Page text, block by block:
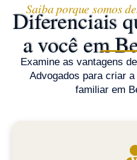
Saiba porque somos
Diferenciais
a você em
Examine as vantagens
Advogados para criar
familiar em